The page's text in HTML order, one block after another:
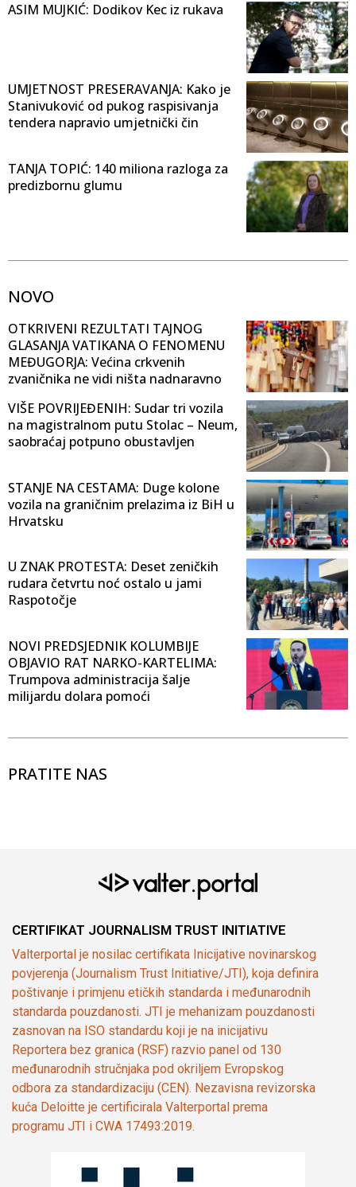
ASIM MUJKIĆ: Dodikov Kec iz rukava
UMJETNOST PRESERAVANJA: Kako je
Stanivuković od pukog raspisivanja
tendera napravio umjetnički čin
TANJA TOPIĆ: 140 miliona razloga za
predizbornu glumu
NOVO
OTKRIVENI REZULTATI TAJNOG
GLASANJA VATIKANA O FENOMENU
MEĐUGORJA: Većina crkvenih
zvaničnika ne vidi ništa nadnaravno
VIŠE POVRIJEĐENIH: Sudar tri vozila
na magistralnom putu Stolac – Neum,
saobraćaj potpuno obustavljen
STANJE NA CESTAMA: Duge kolone
vozila na graničnim prelazima iz BiH u
Hrvatsku
U ZNAK PROTESTA: Deset zeničkih
rudara četvrtu noć ostalo u jami
Raspotočje
NOVI PREDSJEDNIK KOLUMBIJE
OBJAVIO RAT NARKO-KARTELIMA:
Trumpova administracija šalje
milijardu dolara pomoći
PRATITE NAS
CERTIFIKAT JOURNALISM TRUST INITIATIVE
Valterportal je nosilac certifikata Inicijative novinarskog
povjerenja (Journalism Trust Initiative/JTI), koja definira
poštivanje i primjenu etičkih standarda i međunarodnih
standarda pouzdanosti. JTI je mehanizam pouzdanosti
zasnovan na ISO standardu koji je na inicijativu
Reportera bez granica (RSF) razvio panel od 130
međunarodnih stručnjaka pod okriljem Evropskog
odbora za standardizaciju (CEN). Nezavisna revizorska
kuća Deloitte je certificirala Valterportal prema
programu JTI i CWA 17493:2019.